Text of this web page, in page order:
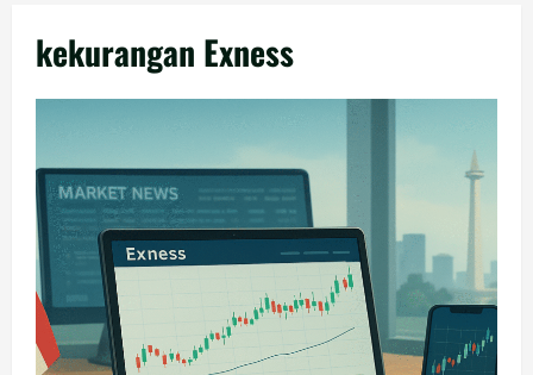
kekurangan Exness